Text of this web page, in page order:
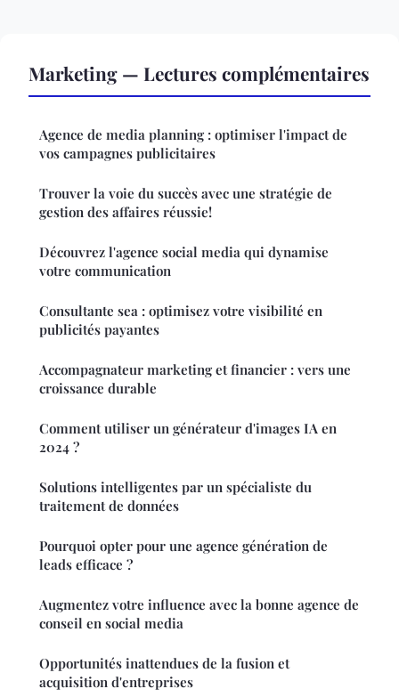
Marketing — Lectures complémentaires
Agence de media planning : optimiser l'impact de
vos campagnes publicitaires
Trouver la voie du succès avec une stratégie de
gestion des affaires réussie!
Découvrez l'agence social media qui dynamise
votre communication
Consultante sea : optimisez votre visibilité en
publicités payantes
Accompagnateur marketing et financier : vers une
croissance durable
Comment utiliser un générateur d'images IA en
2024 ?
Solutions intelligentes par un spécialiste du
traitement de données
Pourquoi opter pour une agence génération de
leads efficace ?
Augmentez votre influence avec la bonne agence de
conseil en social media
Opportunités inattendues de la fusion et
acquisition d'entreprises